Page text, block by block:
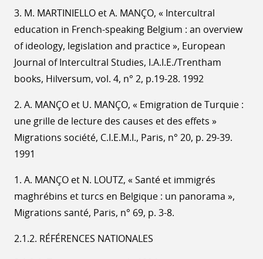
3. M. MARTINIELLO et A. MANÇO, « Intercultral
education in French-speaking Belgium : an overview
of ideology, legislation and practice », European
Journal of Intercultral Studies, I.A.I.E./Trentham
books, Hilversum, vol. 4, n° 2, p.19-28. 1992
2. A. MANÇO et U. MANÇO, « Emigration de Turquie :
une grille de lecture des causes et des effets »
Migrations société, C.I.E.M.I., Paris, n° 20, p. 29-39.
1991
1. A. MANÇO et N. LOUTZ, « Santé et immigrés
maghrébins et turcs en Belgique : un panorama »,
Migrations santé, Paris, n° 69, p. 3-8.
2.1.2. RÉFÉRENCES NATIONALES